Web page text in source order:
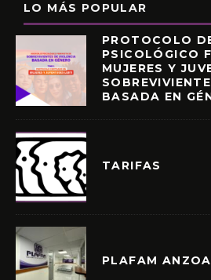
LO MÁS POPULAR
PROTOCOLO
PSICOLÓGICO
MUJERES Y
BASADA EN
TARIFAS
PLAFAM